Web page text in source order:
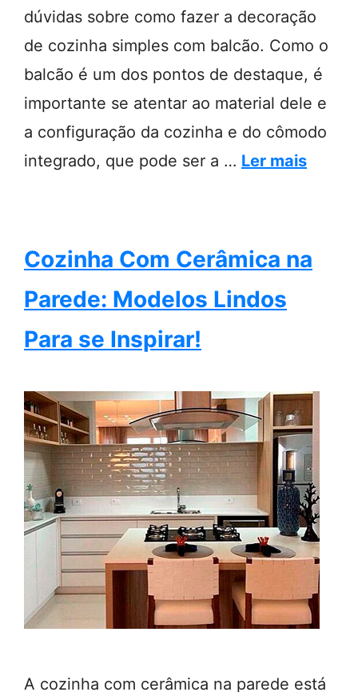
dúvidas sobre como fazer a decoração
de cozinha simples com balcão. Como o
balcão é um dos pontos de destaque, é
importante se atentar ao material dele e
a configuração da cozinha e do cômodo
integrado, que pode ser a … Ler mais
Cozinha Com Cerâmica na
Parede: Modelos Lindos
Para se Inspirar!
A cozinha com cerâmica na parede está